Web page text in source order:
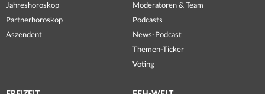
Jahreshoroskop
Partnerhoroskop
Aszendent
Moderatoren & Team
Podcasts
News-Podcast
Themen-Ticker
Voting